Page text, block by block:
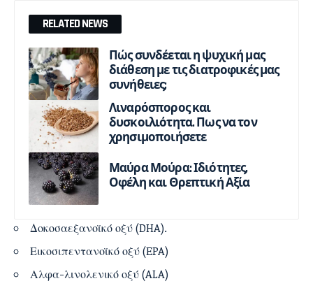
RELATED NEWS
Πώς συνδέεται η ψυχική μας
διάθεση με τις διατροφικές μας
συνήθειες;
Λιναρόσπορος και
δυσκοιλιότητα. Πως να τον
χρησιμοποιήσετε
Μαύρα Μούρα: Ιδιότητες,
Οφέλη και Θρεπτική Αξία
Δοκοσαεξανοϊκό οξύ (DHA).
Εικοσιπεντανοϊκό οξύ (EPA)
Αλφα-λινολενικό οξύ (ALA)